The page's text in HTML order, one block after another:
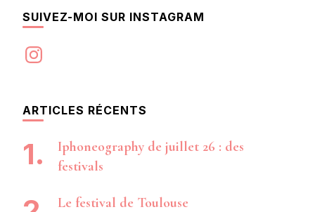
SUIVEZ-MOI SUR INSTAGRAM
Instagram
ARTICLES RÉCENTS
Iphoneography de juillet 26 : des
festivals
Le festival de Toulouse